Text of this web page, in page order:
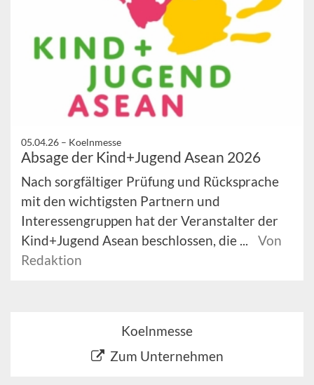
05.04.26 – Koelnmesse
Absage der Kind+Jugend Asean 2026
Nach sorgfältiger Prüfung und Rücksprache
mit den wichtigsten Partnern und
Interessengruppen hat der Veranstalter der
Kind+Jugend Asean beschlossen, die ...
Von
Redaktion
Koelnmesse
Zum Unternehmen